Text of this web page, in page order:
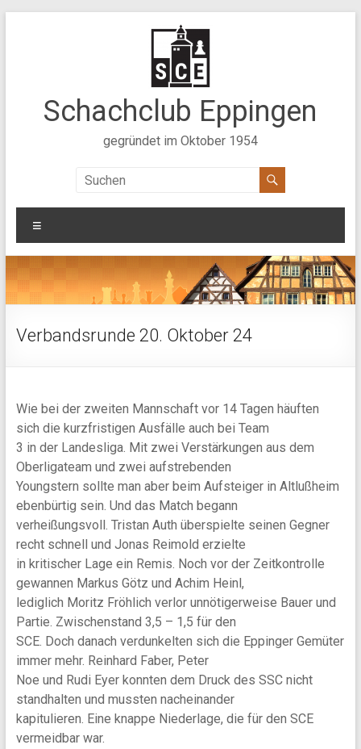
Schachclub Eppingen
gegründet im Oktober 1954
Verbandsrunde 20. Oktober 24
Wie bei der zweiten Mannschaft vor 14 Tagen häuften
sich die kurzfristigen Ausfälle auch bei Team
3 in der Landesliga. Mit zwei Verstärkungen aus dem
Oberligateam und zwei aufstrebenden
Youngstern sollte man aber beim Aufsteiger in Altlußheim
ebenbürtig sein. Und das Match begann
verheißungsvoll. Tristan Auth überspielte seinen Gegner
recht schnell und Jonas Reimold erzielte
in kritischer Lage ein Remis. Noch vor der Zeitkontrolle
gewannen Markus Götz und Achim Heinl,
lediglich Moritz Fröhlich verlor unnötigerweise Bauer und
Partie. Zwischenstand 3,5 – 1,5 für den
SCE. Doch danach verdunkelten sich die Eppinger Gemüter
immer mehr. Reinhard Faber, Peter
Noe und Rudi Eyer konnten dem Druck des SSC nicht
standhalten und mussten nacheinander
kapitulieren. Eine knappe Niederlage, die für den SCE
vermeidbar war.